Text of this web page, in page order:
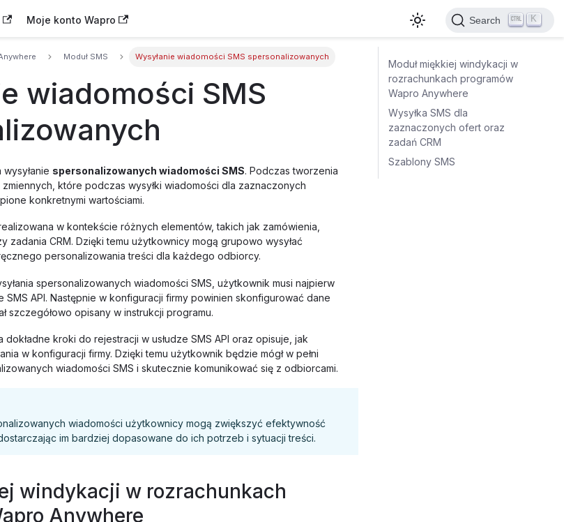
Moje konto Wapro Search K
Moduł SMS Wysyłanie wiadomości SMS spersonalizowanych
wiadomości SMS
spersonalizowanych wiadomości SMS. Podczas tworzenia
które podczas wysyłki wiadomości dla zaznaczonych
konkretnymi wartościami.
w kontekście różnych elementów, takich jak zamówienia,
zadania CRM. Dzięki temu użytkownicy mogą grupowo wysyłać
personalizowania treści dla każdego odbiorcy.
spersonalizowanych wiadomości SMS, użytkownik musi najpierw
SMS API. Następnie w konfiguracji firmy powinien skonfigurować dane
szczegółowo opisany w instrukcji programu.
kroki do rejestracji w usłudze SMS API oraz opisuje, jak
w konfiguracji firmy. Dzięki temu użytkownik będzie mógł w pełni
wiadomości SMS i skutecznie komunikować się z odbiorcami.
wiadomości użytkownicy mogą zwiększyć efektywność
im bardziej dopasowane do ich potrzeb i sytuacji treści.
windykacji w rozrachunkach
Anywhere
Moduł miękkiej windykacji w
rozrachunkach programów
Wapro Anywhere
Wysyłka SMS dla
zaznaczonych ofert oraz
zadań CRM
Szablony SMS